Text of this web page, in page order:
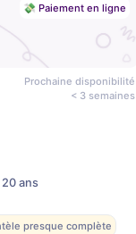
💸 Paiement en ligne
Prochaine disponibilité
< 3 semaines
ans
presque complète